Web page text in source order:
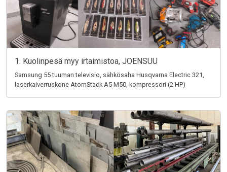
1. Kuolinpesä myy irtaimistoa, JOENSUU
Samsung 55 tuuman televisio, sähkösaha Husqvarna Electric 321,
laserkaiverruskone AtomStack A5 M50, kompressori (2 HP)